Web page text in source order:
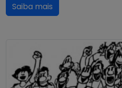
Saiba mais